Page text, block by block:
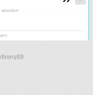
wouten